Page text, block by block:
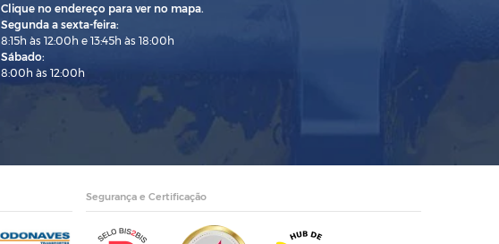
Clique no endereço para ver no mapa.
Segunda a sexta-feira:
8:15h às 12:00h e 13:45h às 18:00h
Sábado:
8:00h às 12:00h
Segurança e Certificação